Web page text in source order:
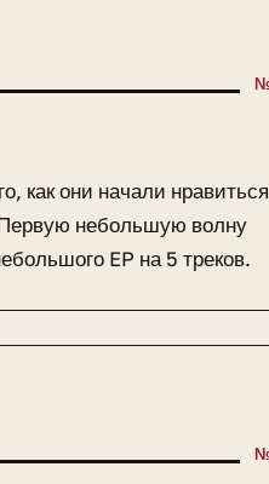
как они начали нравиться
Первую небольшую волну
EP на 5 треков.